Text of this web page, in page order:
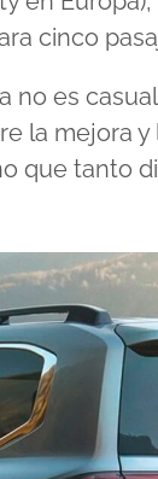
cinco
no es
la mejora
que tanto